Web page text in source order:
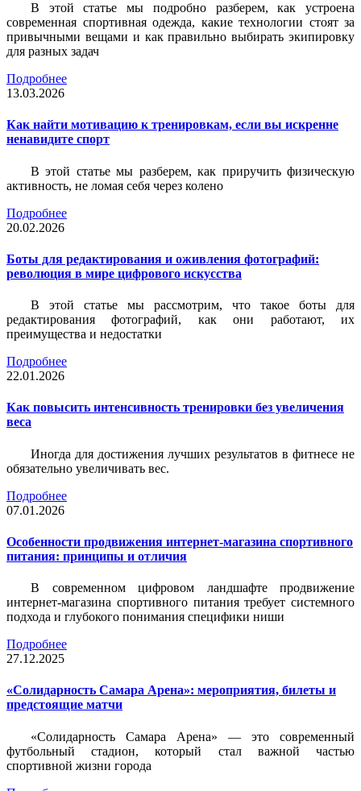
В этой статье мы подробно разберем, как устроена
современная спортивная одежда, какие технологии стоят за
привычными вещами и как правильно выбирать экипировку
для разных задач
Подробнее
13.03.2026
Как найти мотивацию к тренировкам, если вы искренне
ненавидите спорт
В этой статье мы разберем, как приручить физическую
активность, не ломая себя через колено
Подробнее
20.02.2026
Боты для редактирования и оживления фотографий:
революция в мире цифрового искусства
В этой статье мы рассмотрим, что такое боты для
редактирования фотографий, как они работают, их
преимущества и недостатки
Подробнее
22.01.2026
Как повысить интенсивность тренировки без увеличения
веса
Иногда для достижения лучших результатов в фитнесе не
обязательно увеличивать вес.
Подробнее
07.01.2026
Особенности продвижения интернет-магазина спортивного
питания: принципы и отличия
В современном цифровом ландшафте продвижение
интернет-магазина спортивного питания требует системного
подхода и глубокого понимания специфики ниши
Подробнее
27.12.2025
«Солидарность Самара Арена»: мероприятия, билеты и
предстоящие матчи
«Солидарность Самара Арена» — это современный
футбольный стадион, который стал важной частью
спортивной жизни города